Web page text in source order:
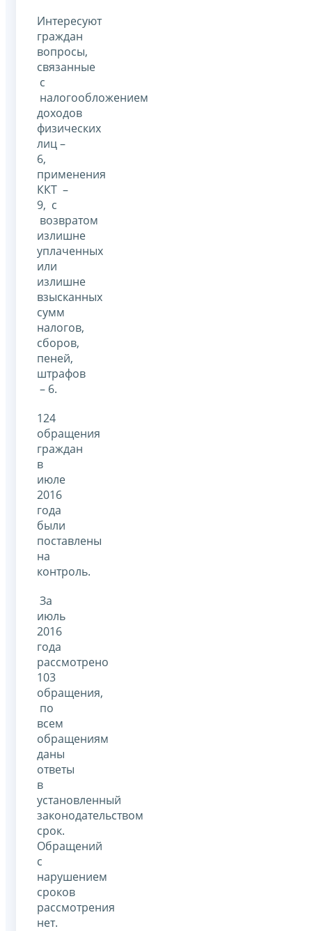
Интересуют
граждан
вопросы,
связанные
с
налогообложением
доходов
физических
лиц –
6,
применения
ККТ –
9, с
возвратом
излишне
уплаченных
или
излишне
взысканных
сумм
налогов,
сборов,
пеней,
штрафов
– 6.
124
обращения
граждан
в
июле
2016
года
были
поставлены
на
контроль.
За
июль
2016
года
рассмотрено
103
обращения,
по
всем
обращениям
даны
ответы
в
установленный
законодательством
срок.
Обращений
с
нарушением
сроков
рассмотрения
нет.